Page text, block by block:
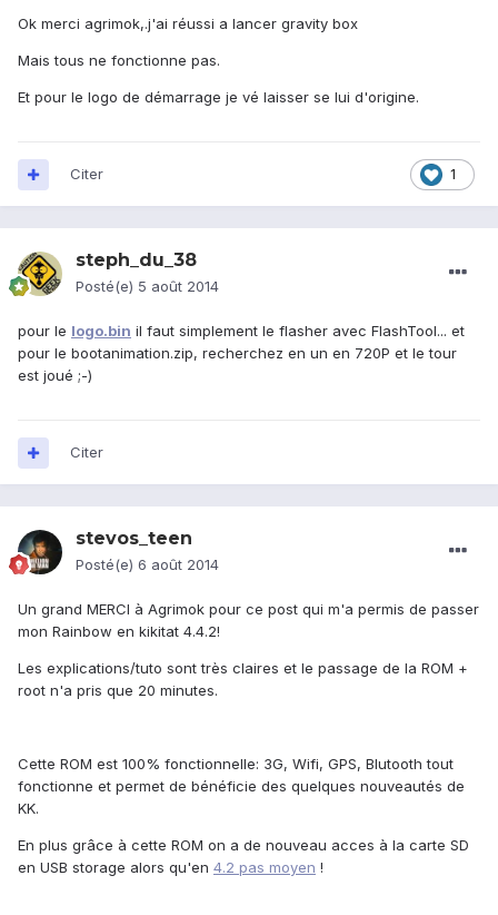
Ok merci agrimok,.j'ai réussi a lancer gravity box
Mais tous ne fonctionne pas.
Et pour le logo de démarrage je vé laisser se lui d'origine.
1
Citer
steph_du_38
Posté(e) 5 août 2014
pour le logo.bin il faut simplement le flasher avec FlashTool... et
pour le bootanimation.zip, recherchez en un en 720P et le tour
est joué ;-)
Citer
stevos_teen
Posté(e) 6 août 2014
Un grand MERCI à Agrimok pour ce post qui m'a permis de passer
mon Rainbow en kikitat 4.4.2!
Les explications/tuto sont très claires et le passage de la ROM +
root n'a pris que 20 minutes.
Cette ROM est 100% fonctionnelle: 3G, Wifi, GPS, Blutooth tout
fonctionne et permet de bénéficie des quelques nouveautés de
KK.
En plus grâce à cette ROM on a de nouveau acces à la carte SD
en USB storage alors qu'en 4.2 pas moyen !